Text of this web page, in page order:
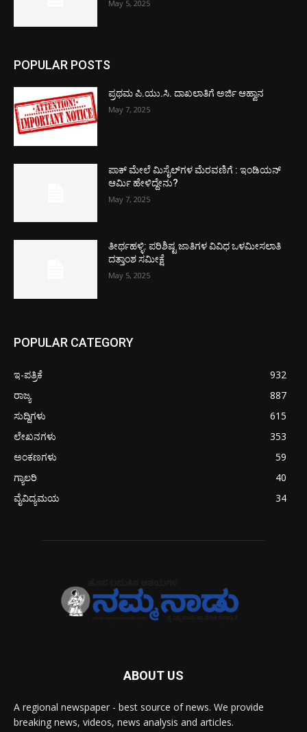
May 5, 2025
POPULAR POSTS
ಪ್ರಥಮ ಪಿ.ಯು.ಸಿ. ದಾಖಲಾತಿಗೆ ಅರ್ಜಿ ಆಹ್ವಾನ
May 7, 2025
ಪಾಕ್​ ಮೇಲೆ ಮಿಸೈಲ್​ಗಳ ಮೆರವಣಿಗೆ : ಇಂಡಿಯನ್
ಆರ್ಮಿ ಹೇಳಿದ್ದೇನು?
May 7, 2025
ತೀರ್ಥಹಳ್ಳಿ: ಪರಿಶಿಷ್ಟ ಜಾತಿಗಳ ವಿವಿಧ ಒಳಮೀಸಲಾತಿ
ದತ್ತಾಂಶ ಸಮೀಕ್ಷೆ
May 5, 2025
POPULAR CATEGORY
ಇ-ಪತ್ರಿಕೆ
932
ರಾಜ್ಯ
887
ಸುದ್ದಿಗಳು
615
ಲೇಖನಗಳು
353
ಅಂಕಣಗಳು
59
ಗ್ಯಾಲರಿ
40
ವೈವಿದ್ಯಮಯ
34
ABOUT US
A regional newspaper - best source of news. We provide
breaking news, videos, news analysis and articles.